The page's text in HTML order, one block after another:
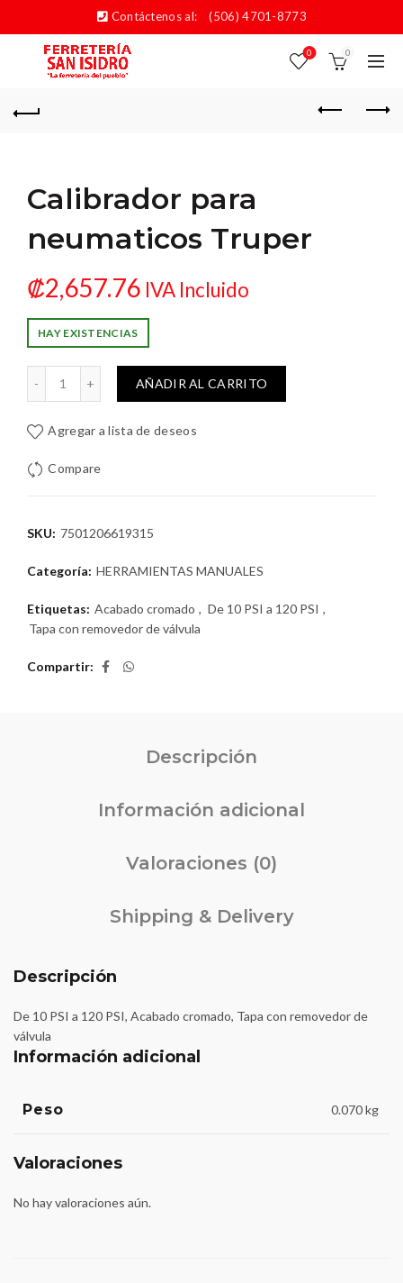
Contáctenos al: (506) 4701-8773
0 0
Calibrador para
neumaticos Truper
₡2,657.76 IVA Incluido
HAY EXISTENCIAS
neumaticos Truper cantidad
AÑADIR AL CARRITO
Agregar a lista de deseos
Compare
SKU: 7501206619315
Categoría: HERRAMIENTAS MANUALES
Etiquetas: Acabado cromado , De 10 PSI a 120 PSI ,
Tapa con removedor de válvula
Compartir
Descripción
Información adicional
Valoraciones (0)
Shipping & Delivery
Descripción
De 10 PSI a 120 PSI, Acabado cromado, Tapa con removedor de
válvula
Información adicional
Peso 0.070 kg
Valoraciones
No hay valoraciones aún.